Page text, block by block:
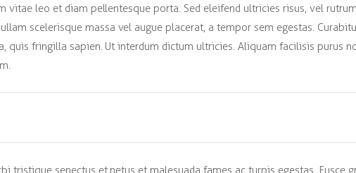
vitae leo et diam pellentesque porta. Sed eleifend ultricies risus, vel
scelerisque massa vel augue placerat, a tempor sem egestas.
quis fringilla sapien. Ut interdum dictum ultricies. Aliquam facilisis purus
tristique senectus et netus et malesuada fames ac turpis egestas. Fusce